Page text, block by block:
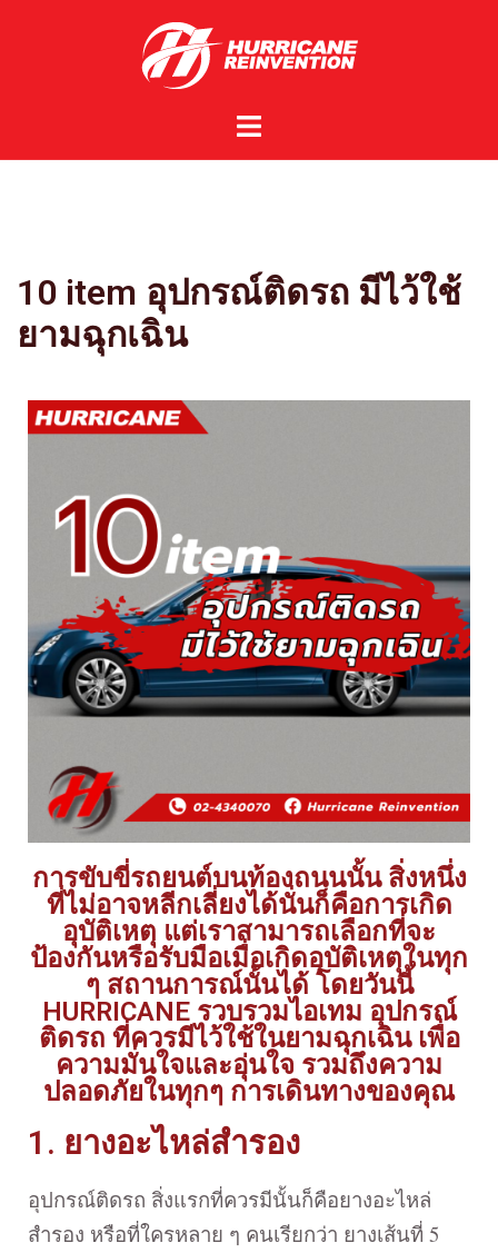
10 item อุปกรณ์ติดรถ มีไว้ใช้
ยามฉุกเฉิน
การขับขี่รถยนต์บนท้องถนนนั้น สิ่งหนึ่ง
ที่ไม่อาจหลีกเลี่ยงได้นั่นก็คือการเกิด
อุบัติเหตุ แต่เราสามารถเลือกที่จะ
ป้องกันหรือรับมือเมื่อเกิดอุบัติเหตุในทุก
ๆ สถานการณ์นั้นได้ โดยวันนี้
HURRICANE รวบรวมไอเทม อุปกรณ์
ติดรถ ที่ควรมีไว้ใช้ในยามฉุกเฉิน เพื่อ
ความมั่นใจและอุ่นใจ รวมถึงความ
ปลอดภัยในทุกๆ การเดินทางของคุณ
1. ยางอะไหล่สำรอง
อุปกรณ์ติดรถ สิ่งแรกที่ควรมีนั้นก็คือยางอะไหล่
สำรอง หรือที่ใครหลาย ๆ คนเรียกว่า ยางเส้นที่ 5